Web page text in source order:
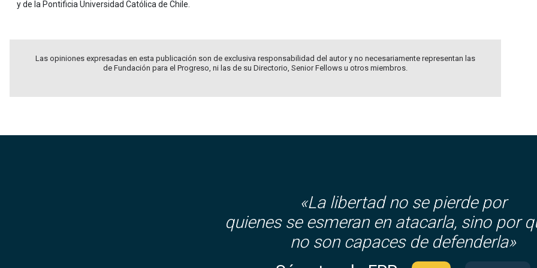
y de la Pontificia Universidad Católica de Chile.
Las opiniones expresadas en esta publicación son de exclusiva responsabilidad del autor y no necesariamente representan las
de Fundación para el Progreso, ni las de su Directorio, Senior Fellows u otros miembros.
«La libertad no se pierde por
quienes se esmeran en atacarla, sino por
no son capaces de defenderla»